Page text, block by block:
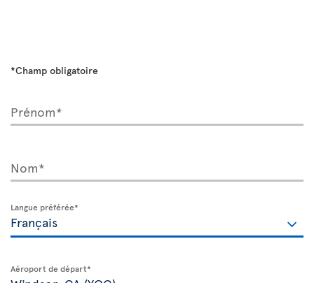
*Champ obligatoire
Prénom*
Nom*
Langue préférée*
Aéroport de départ*